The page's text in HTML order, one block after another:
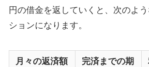
円の借金を返していくと、次のよ
ションになります。
月々の返済額
完済までの期